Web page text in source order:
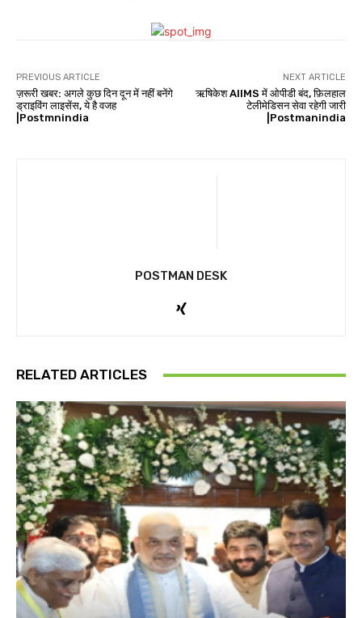
PREVIOUS ARTICLE
ज़रूरी खबर: अगले कुछ दिन दून में नहीं बनेंगे
ड्राइविंग लाइसेंस, ये है वजह
|Postmnindia
NEXT ARTICLE
ऋषिकेश AIIMS में ओपीडी बंद, फ़िलहाल
टेलीमेडिसन सेवा रहेगी जारी
|Postmanindia
POSTMAN DESK
RELATED ARTICLES